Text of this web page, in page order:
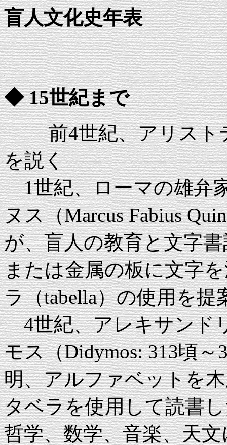
盲人文化史年表
◆ 15世紀まで
前4世紀、アリストテ
を説く
1世紀、ローマの雄弁
ヌス（Marcus Fabius
が、盲人の教育と文字
または金属の板に文字
ラ（tabella）の使用を提
4世紀、アレキサンド
モス（Didymos: 313頃
明、アルファベットを
タベラを使用して読書
哲学、数学、音楽、天